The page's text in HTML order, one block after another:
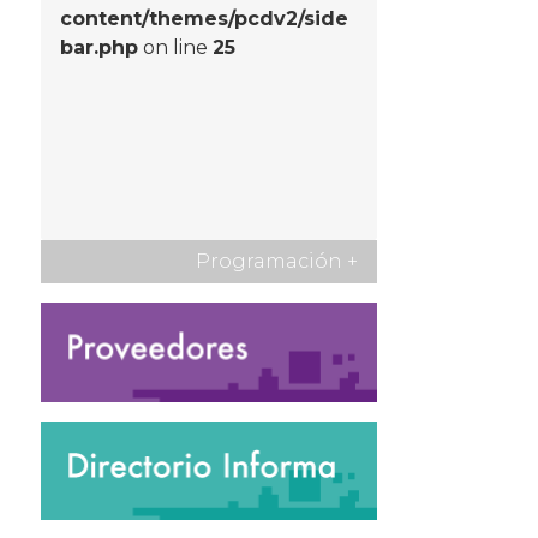
content/themes/pcdv2/side
bar.php on line25
Programación +